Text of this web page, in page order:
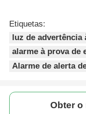
Etiquetas:
luz de advertência
alarme à prova de
Alarme de alerta
Obter o